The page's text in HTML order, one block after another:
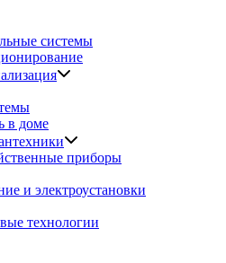
системы
в доме
приборы
и электроустановки
технологии